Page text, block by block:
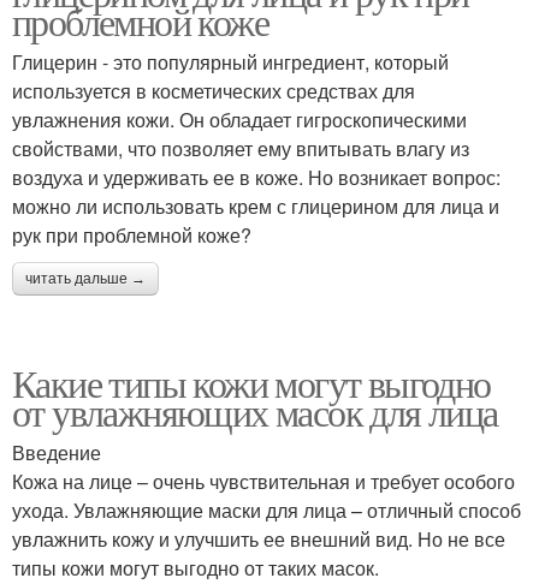
проблемной коже
Глицерин - это популярный ингредиент, который
используется в косметических средствах для
увлажнения кожи. Он обладает гигроскопическими
свойствами, что позволяет ему впитывать влагу из
воздуха и удерживать ее в коже. Но возникает вопрос:
можно ли использовать крем с глицерином для лица и
рук при проблемной коже?
читать дальше →
Какие типы кожи могут выгодно
от увлажняющих масок для лица
Введение
Кожа на лице – очень чувствительная и требует особого
ухода. Увлажняющие маски для лица – отличный способ
увлажнить кожу и улучшить ее внешний вид. Но не все
типы кожи могут выгодно от таких масок.